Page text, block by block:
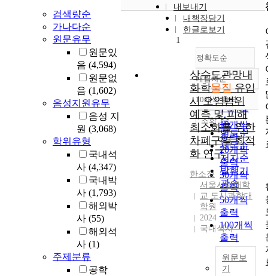
검색량순
가나다순
원문유무
원문있
음 (4,594)
원문없
음 (1,602)
음성지원유무
음성 지
원 (3,068)
학위유형
국내석
사 (4,347)
국내박
사 (1,793)
해외박
사 (55)
해외석
사 (1)
주제분류
공학
내보내기
내책장담기
한글로보기
정확도순
정확도
순
인기도
순
연도순
제목순
저자순
발행기
관순
내림차순
내림차순
10개씩 출력
10개씩
출력
20개씩
출력
30개씩
출력
50개씩
출력
100개씩
출력
조회
1
상수도관망내
화학물질 유입
시 오염범위
예측 및 피해
최소화를 위한
차폐구역 최적
화 연구
한소정
서울시립대학
교 도시과학대
학원
2024
국내석사
원문보
기